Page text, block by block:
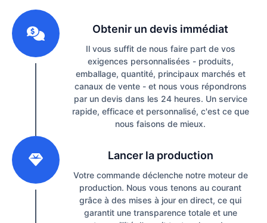
Obtenir un devis immédiat
Il vous suffit de nous faire part de vos
exigences personnalisées - produits,
emballage, quantité, principaux marchés et
canaux de vente - et nous vous répondrons
par un devis dans les 24 heures. Un service
rapide, efficace et personnalisé, c'est ce que
nous faisons de mieux.
Lancer la production
Votre commande déclenche notre moteur de
production. Nous vous tenons au courant
grâce à des mises à jour en direct, ce qui
garantit une transparence totale et une